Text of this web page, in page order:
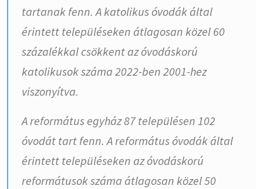
tartanak fenn. A katolikus óvodák által
érintett településeken átlagosan közel 60
százalékkal csökkent az óvodáskorú
katolikusok száma 2022-ben 2001-hez
viszonyítva.
A református egyház 87 településen 102
óvodát tart fenn. A református óvodák által
érintett településeken az óvodáskorú
reformátusok száma átlagosan közel 50